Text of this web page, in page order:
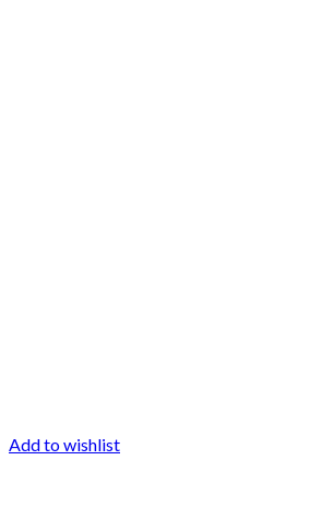
Add to wishlist